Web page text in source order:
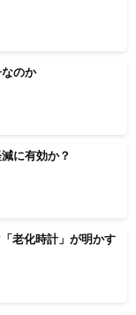
のか
に有効か？
老化時計」が明かす